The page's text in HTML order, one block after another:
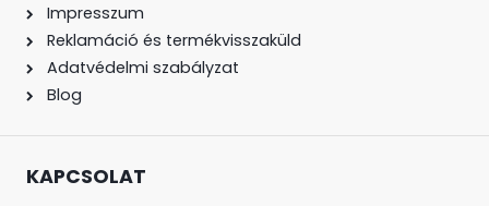
Impresszum
Reklamáció és termékvisszaküld
Adatvédelmi szabályzat
Blog
KAPCSOLAT